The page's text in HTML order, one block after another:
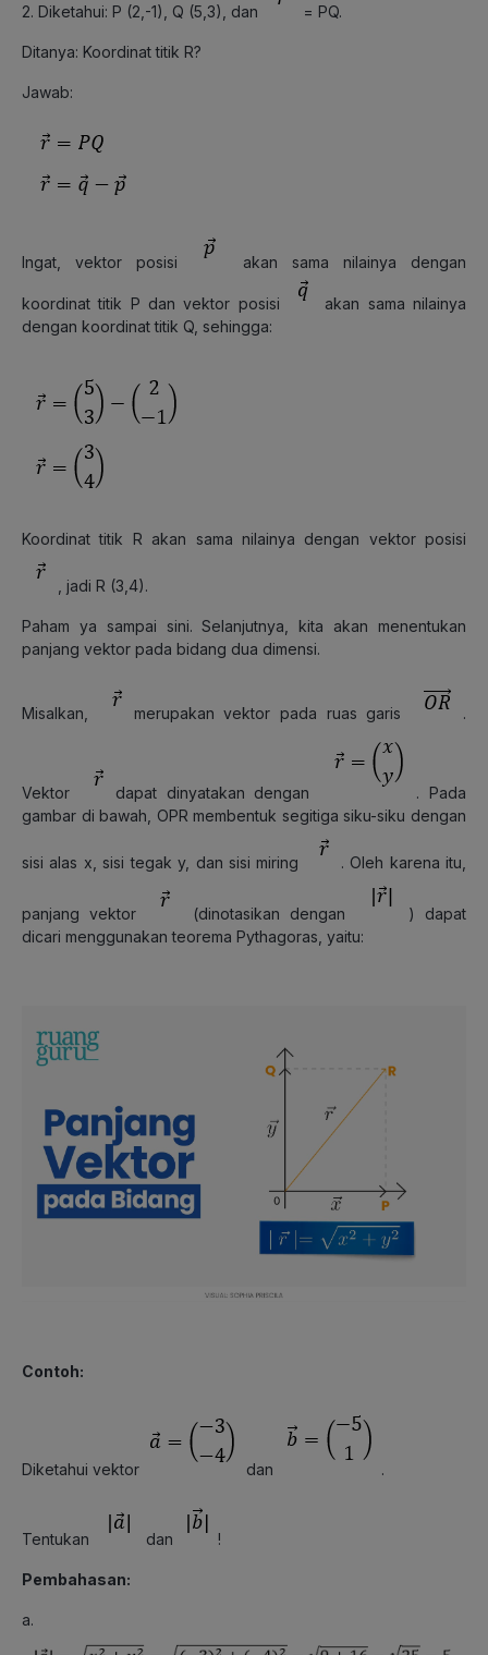
2. Diketahui: P (2,-1), Q (5,3), dan = PQ.
Ditanya: Koordinat titik R?
Jawab:
Ingat, vektor posisi akan sama nilainya dengan
koordinat titik P dan vektor posisi
akan sama nilainya
dengan koordinat titik Q, sehingga:
Koordinat titik R akan sama nilainya dengan vektor posisi
, jadi R (3,4).
Paham ya sampai sini. Selanjutnya, kita akan menentukan
panjang vektor pada bidang dua dimensi.
Misalkan, merupakan vektor pada ruas garis .
Vektor dapat dinyatakan dengan
. Pada
gambar di bawah, OPR membentuk segitiga siku-siku dengan
sisi alas x, sisi tegak y, dan sisi miring . Oleh karena itu,
panjang vektor (dinotasikan dengan
) dapat
dicari menggunakan teorema Pythagoras, yaitu:
Contoh:
Diketahui vektor dan .
Tentukan dan !
Pembahasan:
a.